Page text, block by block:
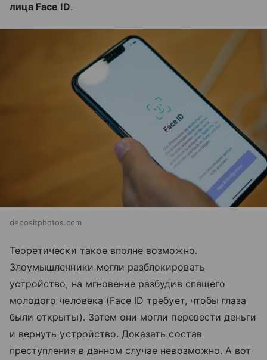
лица Face ID.
depositphotos.com
Теоретически такое вполне возможно.
Злоумышленники могли разблокировать
устройство, на мгновение разбудив спящего
молодого человека (Face ID требует, чтобы глаза
были открыты). Затем они могли перевести деньги
и вернуть устройство. Доказать состав
преступления в данном случае невозможно. А вот